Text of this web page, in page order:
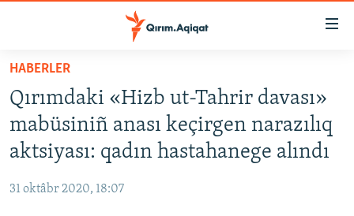
Esas
qaytmaq
Baş
navigatsiyağa
qaytmaq
Qıdıruvğa
HABERLER
SİYASET
İQTİSADİYAT
MEDENİYET
HABERLER
Qırımdaki «Hizb ut-Tahrir davası»
mabüsiniñ anası keçirgen narazılıq
aktsiyası: qadın hastahanege alındı
31 oktâbr 2020, 18:07